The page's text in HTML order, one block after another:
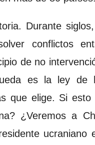
Durante
conflictos
de no
es la ley de
que elige. Si
¿Veremos a
ucraniano